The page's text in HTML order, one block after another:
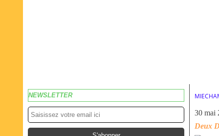
NEWSLETTER
30 mai
Deux